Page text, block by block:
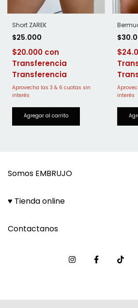
Short ZAREK
$25.000
$20.000
Transferencia
Somos EMBRUJO
♥ Tienda online
Contactanos